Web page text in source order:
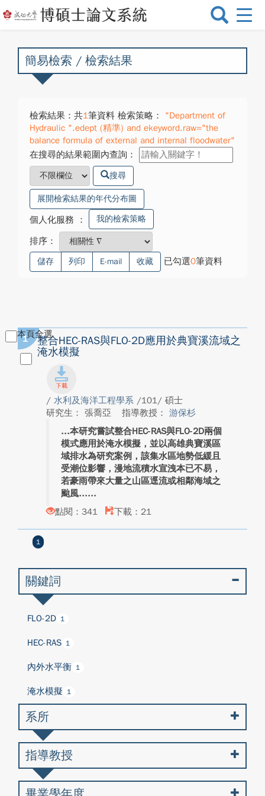
選
換
簡易檢索 / 檢索結果
檢索結果：共1筆資料 檢索策略：
"Department of
Hydraulic ".edept (精準) and ekeyword.raw="the
balance formula of external and internal floodwater"
在搜尋的結果範圍內查詢：
搜尋
展開檢索結果的年代分布圖
個人化服務 ： 我的檢索策略
排序：
儲存 列印 E-mail 收藏 已勾選0筆資料
本頁全選
1
整合HEC-RAS與FLO-2D應用於典寶溪流域之
淹水模擬
/ 水利及海洋工程學系 /101/ 碩士
研究生： 張喬亞
指導教授： 游保杉
本研究嘗試整合HEC-RAS與FLO-2D兩個
模式應用於淹水模擬，並以高雄典寶溪區
域排水為研究案例，該集水區地勢低緩且
受潮位影響，漫地流積水宣洩本已不易，
若豪雨帶來大量之山區逕流或相鄰海域之
颱風...
點閱：341
下載：21
1
關鍵詞
FLO-2D 1
HEC-RAS 1
內外水平衡 1
淹水模擬 1
系所
指導教授